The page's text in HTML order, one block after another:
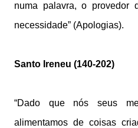
numa palavra, o provedor
necessidade” (Apologias).
Santo Ireneu (140-202)
“Dado que nós seus
alimentamos de coisas